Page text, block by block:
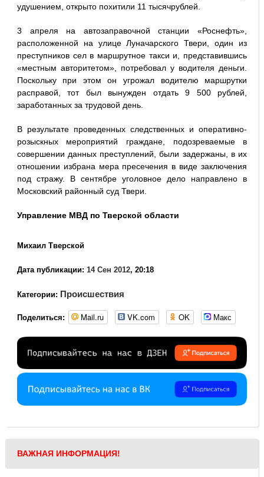
удушением, открыто похитили 11 тысячрублей.
3 апреля на автозаправочной станции «Роснефть»,
расположенной на улице Луначарского Твери, один из
преступников сел в маршрутное такси и, представившись
«местным авторитетом», потребовал у водителя деньги.
Поскольку при этом он угрожал водителю маршрутки
расправой, тот был вынужден отдать 9 500 рублей,
заработанных за трудовой день.
В результате проведенных следственных и оперативно-
розыскных мероприятий граждане, подозреваемые в
совершении данных преступлений, были задержаны, в их
отношении избрана мера пресечения в виде заключения
под стражу. В сентябре уголовное дело направлено в
Московский районный суд Твери.
Управление МВД по Тверской области
Михаил Тверской
Дата публикации: 14 Сен 2012, 20:18
Категории: Происшествия
Поделиться: Mail.ru VK.com OK Макс
ВАЖНАЯ ИНФОРМАЦИЯ!